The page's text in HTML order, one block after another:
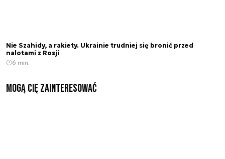
Nie Szahidy, a rakiety. Ukrainie trudniej się bronić przed
nalotami z Rosji
6 min.
Mogą Cię zainteresować